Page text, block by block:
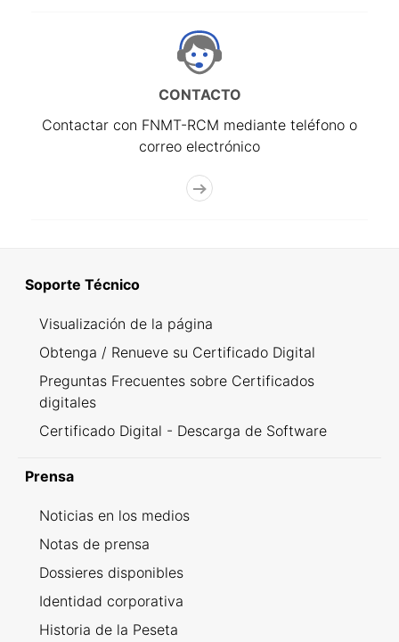
CONTACTO
Contactar con FNMT-RCM mediante teléfono o
correo electrónico
Soporte Técnico
Visualización de la página
Obtenga / Renueve su Certificado Digital
Preguntas Frecuentes sobre Certificados
digitales
Certificado Digital - Descarga de Software
Prensa
Noticias en los medios
Notas de prensa
Dossieres disponibles
Identidad corporativa
Historia de la Peseta